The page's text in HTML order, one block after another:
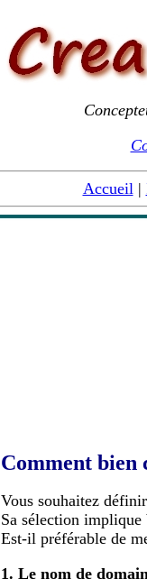
Accueil|
Comment bien
Vous souhaitez
Sa sélection
Est-il préférable de
1. Le nom de